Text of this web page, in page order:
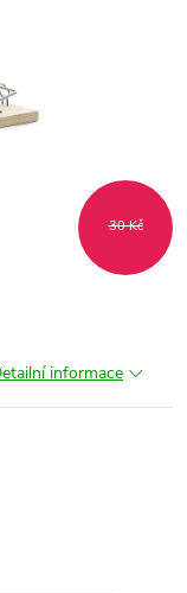
30 Kč
informace